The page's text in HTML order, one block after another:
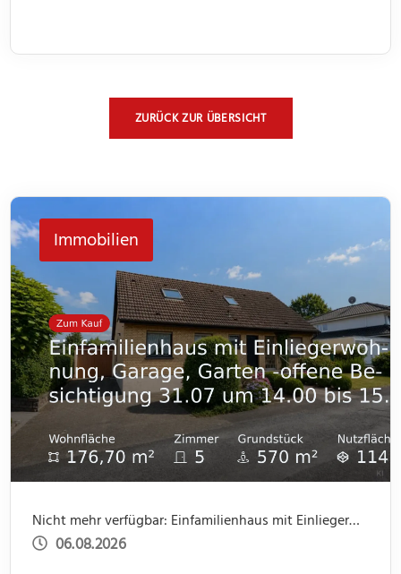
ZURÜCK ZUR ÜBERSICHT
Immobilien
Nicht mehr verfügbar: Einfamilienhaus mit Einliegerwohnung, Garage, Garten -offene Besichtigung 31.07 um 14.00 bis 15.30
06.08.2026